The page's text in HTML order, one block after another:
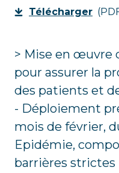
Télécharger
> Mise en œuvre
pour assurer la
des patients et
- Déploiement
mois de février,
Epidémie,
barrières strictes